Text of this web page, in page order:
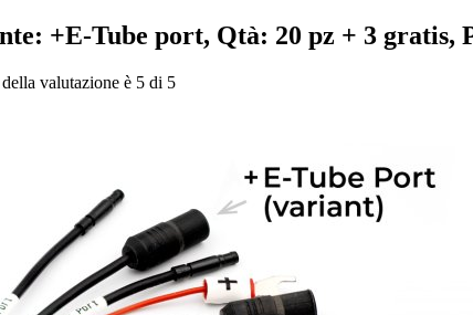
+E-Tube port, Qtà: 20 pz + 3 gratis,
valutazione è 5 di 5